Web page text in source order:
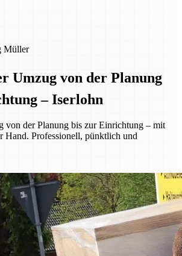
Müller
Umzug von der Planung
– Iserlohn
von der Planung bis zur Einrichtung – mit
Hand. Professionell, pünktlich und